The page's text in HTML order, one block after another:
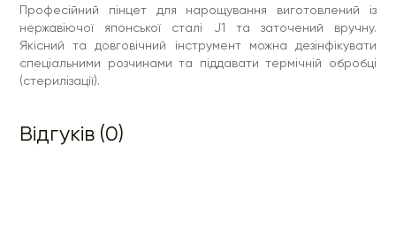
Професійний пінцет для нарощування виготовлений із
нержавіючої японської сталі J1 та заточений вручну.
Якісний та довговічний інструмент можна дезінфікувати
спеціальними розчинами та піддавати термічній обробці
(стерилізації).
Відгуків (0)